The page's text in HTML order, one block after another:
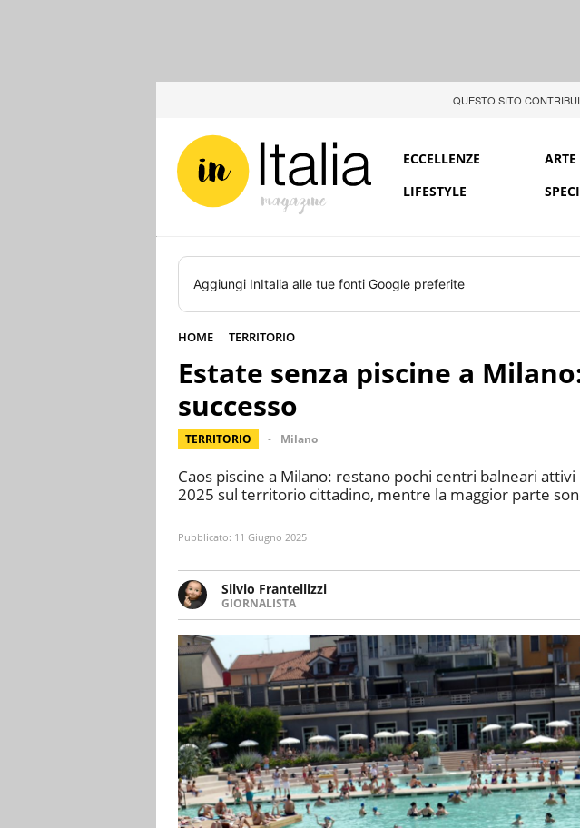
QUESTO SITO
ECCELLENZE
LIFESTYLE
Aggiungi InItalia alle tue fonti Google preferite
HOME TERRITORIO
Estate senza piscine a
successo
TERRITORIO Milano
Caos piscine a Milano: restano pochi centri balneari
2025 sul territorio cittadino, mentre la maggior parte
Pubblicato: 11 Giugno 2025
Silvio Frantellizzi
GIORNALISTA
Giornalista pubblicista. Da oltre dieci anni si occupa di
scrivendo di sport, attualità, cronaca, motori, spettacolo e